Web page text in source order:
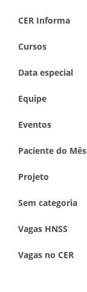
CER Informa
Cursos
Data especial
Equipe
Eventos
Paciente do Mês
Projeto
Sem categoria
Vagas HNSS
Vagas no CER